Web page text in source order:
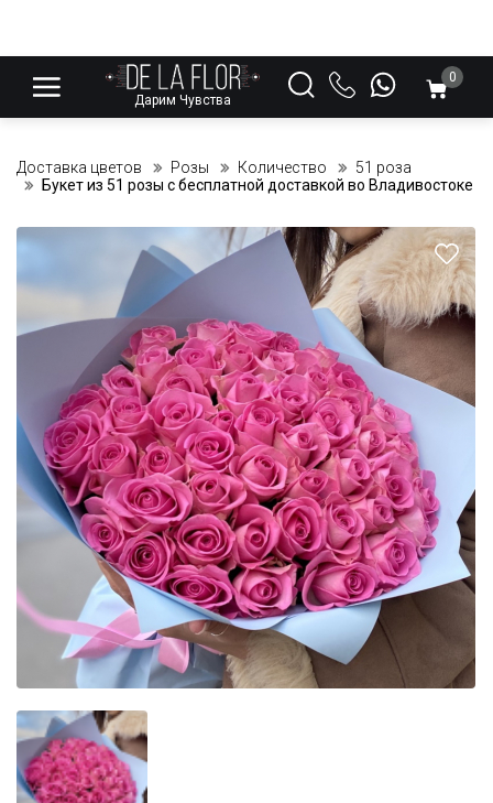
Дарим Чувства
0
Доставка цветов Розы Количество
51 роза
Букет из 51 розы с бесплатной доставкой во Владивостоке